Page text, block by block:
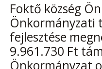
Foktő község
Önkormányzati
fejlesztése
9.961.730 Ft
Önkormányzat